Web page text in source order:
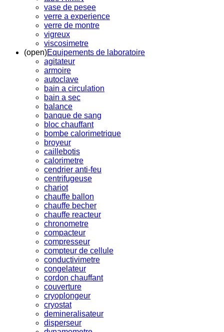
vase de pesee
verre a experience
verre de montre
vigreux
viscosimetre
(open)Equipements de laboratoire
agitateur
armoire
autoclave
bain a circulation
bain a sec
balance
banque de sang
bloc chauffant
bombe calorimetrique
broyeur
caillebotis
calorimetre
cendrier anti-feu
centrifugeuse
chariot
chauffe ballon
chauffe becher
chauffe reacteur
chronometre
compacteur
compresseur
compteur de cellule
conductivimetre
congelateur
cordon chauffant
couverture
cryoplongeur
cryostat
demineralisateur
disperseur